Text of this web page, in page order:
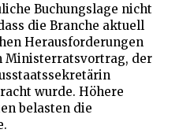
Buchungslage nicht
die Branche aktuell
Herausforderungen
Ministerratsvortrag, der
wurde. Höhere
belasten die